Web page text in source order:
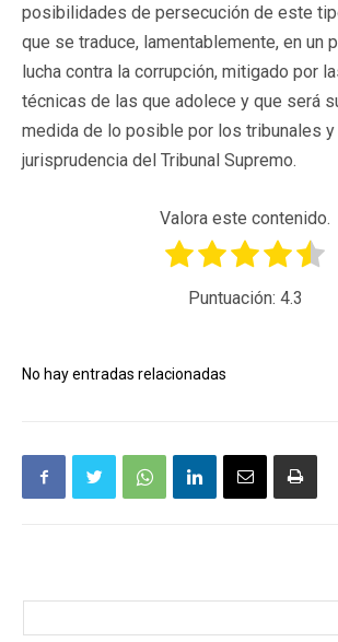
posibilidades de persecución de este
que se traduce, lamentablemente, en un
lucha contra la corrupción, mitigado por
técnicas de las que adolece y que será
medida de lo posible por los tribunales y
jurisprudencia del Tribunal Supremo.
Valora este contenido.
Puntuación: 4.3
No hay entradas relacionadas